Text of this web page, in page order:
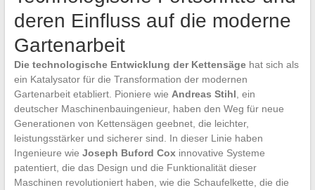
deren Einfluss auf die moderne
Gartenarbeit
Die technologische Entwicklung der Kettensägehat sich als
ein Katalysator für die Transformation der modernen
Gartenarbeit etabliert. Pioniere wie Andreas Stihl , ein
deutscher Maschinenbauingenieur, haben den Weg für neue
Generationen von Kettensägen geebnet, die leichter,
leistungsstärker und sicherer sind. In dieser Linie haben
Ingenieure wie Joseph Buford Coxinnovative Systeme
patentiert, die das Design und die Funktionalität dieser
Maschinen revolutioniert haben, wie die Schaufelkette, die die